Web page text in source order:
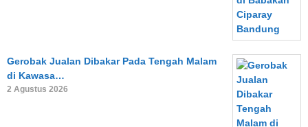
Gerobak Jualan Dibakar Pada Tengah Malam
di Kawasa…
2 Agustus 2026